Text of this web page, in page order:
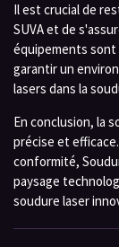
Il est crucial de
SUVA et de
équipements sont
garantir un
lasers dans la
En conclusion, la
précise et
conformité,
paysage
soudure laser